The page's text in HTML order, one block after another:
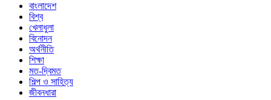
বাংলাদেশ
বিশ্ব
খেলাধুলা
বিনোদন
অর্থনীতি
শিক্ষা
মত-দ্বিমত
শিল্প ও সাহিত্য
জীবনধারা